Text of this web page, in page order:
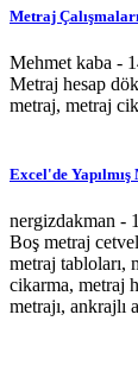
Metraj
Mehmet kaba -
Metraj hesap
metraj, metraj
Excel'de
nergizdakman -
Boş metraj
metraj tabloları,
cikarma, metraj
metrajı, ankrajlı